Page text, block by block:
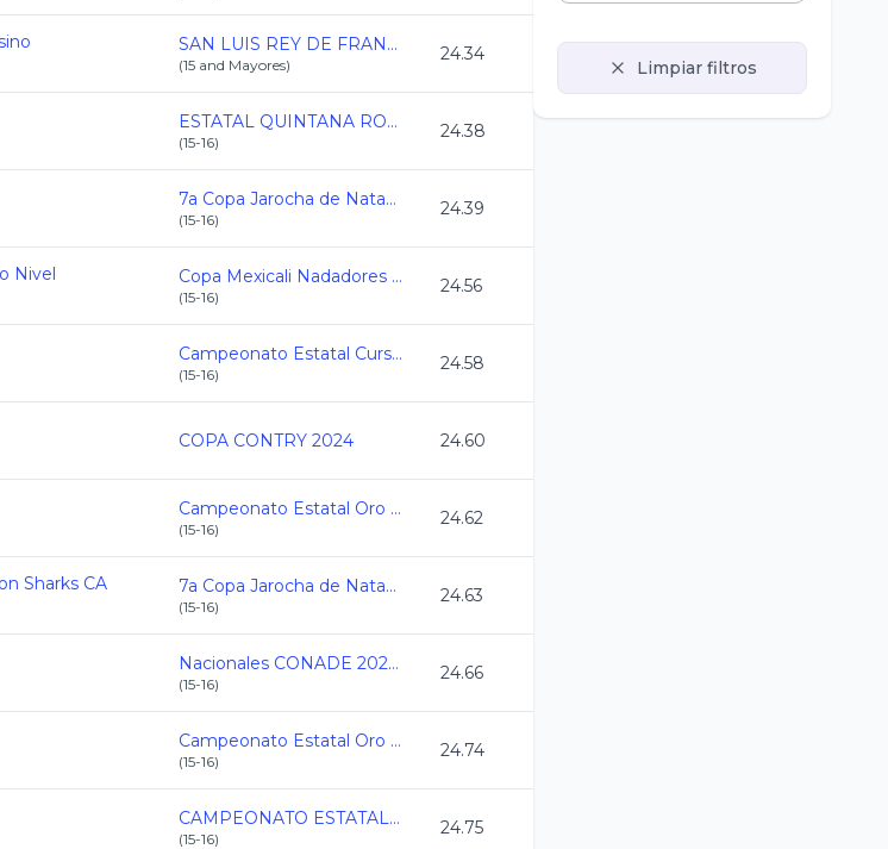
SAN LUIS REY DE FRANCIA 2024
(15 and Mayores)
24.34
ESTATAL QUINTANA ROO CC 2024
(15-16)
24.38
7a Copa Jarocha de Natacion CC 2024
(15-16)
24.39
Nivel Copa Mexicali Nadadores CC 2024
(15-16)
24.56
Campeonato Estatal Curso Corto Morelos 24
(15-16)
24.58
COPA CONTRY 2024 24.60
Campeonato Estatal Oro Juvenil C.C. 2024-2025
(15-16)
24.62
Sharks CA 7a Copa Jarocha de Natacion CC 2024
(15-16)
24.63
Nacionales CONADE 2024 - Natacion
(15-16)
24.66
Campeonato Estatal Oro Juvenil C.C. 2024-2025
(15-16)
24.74
CAMPEONATO ESTATAL DE INVIERNO CC 2024
(15-16)
24.75
Limpiar filtros